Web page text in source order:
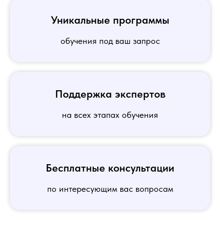
Уникальные программы
обучения под ваш запрос
Поддержка экспертов
на всех этапах обучения
Бесплатные консультации
по интересующим вас вопросам